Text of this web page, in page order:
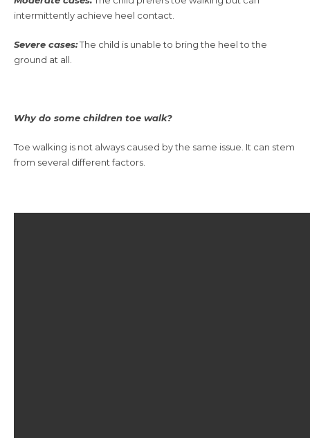
intermittently achieve heel contact.
Severe cases:The child is unable to bring the heel to the
ground at all.
Why do some children toe walk?
Toe walking is not always caused by the same issue. It can stem
from several different factors.